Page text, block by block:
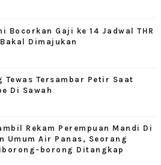
Bocorkan Gaji ke 14 Jadwal THR
Dimajukan
Tewas Tersambar Petir Saat
Di Sawah
Rekam Perempuan Mandi Di
Umum Air Panas, Seorang
borong Ditangkap